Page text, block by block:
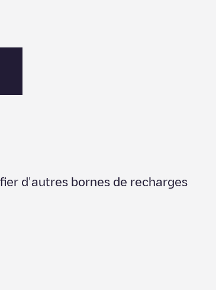
d'autres bornes de recharges